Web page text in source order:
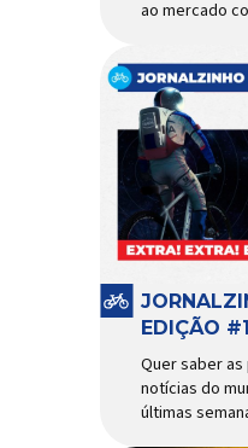
ao mercado
uso urbano e
Um dos
sucesso do
bicicletas
nova versão: o
Absolute
do quadro
marca
popular para
EDIÇÃO
Quer saber
notícias do
últimas